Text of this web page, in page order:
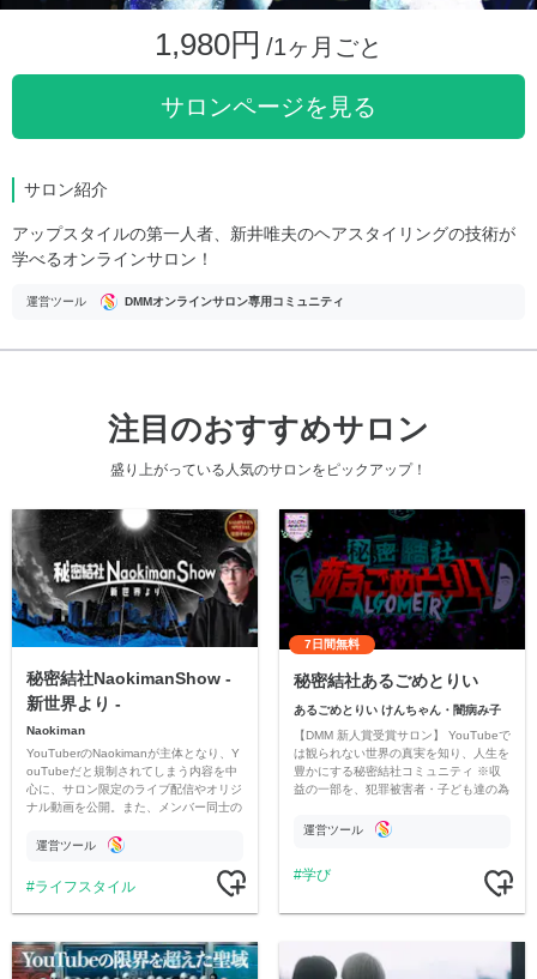
1,980円 /1ヶ月ごと
サロンページを見る
サロン紹介
アップスタイルの第一人者、新井唯夫のヘアスタイリングの技術が
学べるオンラインサロン！
運営ツール DMMオンラインサロン専用コミュニティ
注目のおすすめサロン
盛り上がっている人気のサロンをピックアップ！
秘密結社NaokimanShow -
新世界より -
Naokiman
YouTuberのNaokimanが主体となり、Y
ouTubeだと規制されてしまう内容を中
心に、サロン限定のライブ配信やオリジ
ナル動画を公開。また、メンバー同士の
ただいています。
運営ツール
ライフスタイル
7日間無料
秘密結社あるごめとりい
あるごめとりい けんちゃん・闇病み子
【DMM 新人賞受賞サロン】 YouTubeで
は観られない世界の真実を知り、人生を
豊かにする秘密結社コミュニティ ※収
益の一部を、犯罪被害者・子ども達の為
す運営ツール
学び